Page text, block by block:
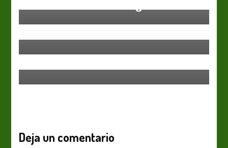
Deja un comentario